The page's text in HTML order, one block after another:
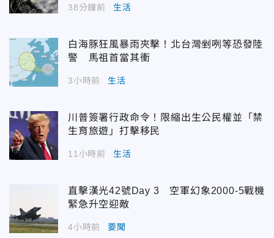
38分鐘前 生活
白海豚狂風暴雨夾擊！北台灣剉咧等恐發陸
警 馬祖首當其衝
3小時前 生活
川普簽署行政命令！限縮出生公民權並「禁
生育旅遊」打擊移民
11小時前 生活
直擊漢光42號Day 3 空軍幻象2000-5戰機
緊急升空迎敵
4小時前 要聞